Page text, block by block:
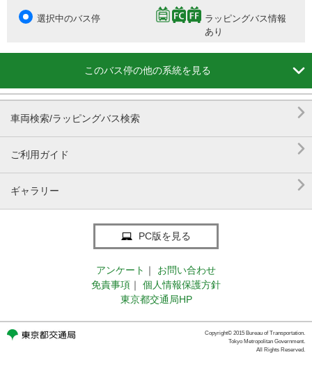
選択中のバス停
ラッピングバス情報
あり
このバス停の他の系統を見る 
車両検索/ラッピングバス検索 
ご利用ガイド 
ギャラリー 
PC版を見る
アンケート ｜
お問い合わせ
免責事項 ｜
個人情報保護方針
東京都交通局HP
Copyright© 2015 Bureau of Transportation.
Tokyo Metropolitan Government.
All Rights Reserved.